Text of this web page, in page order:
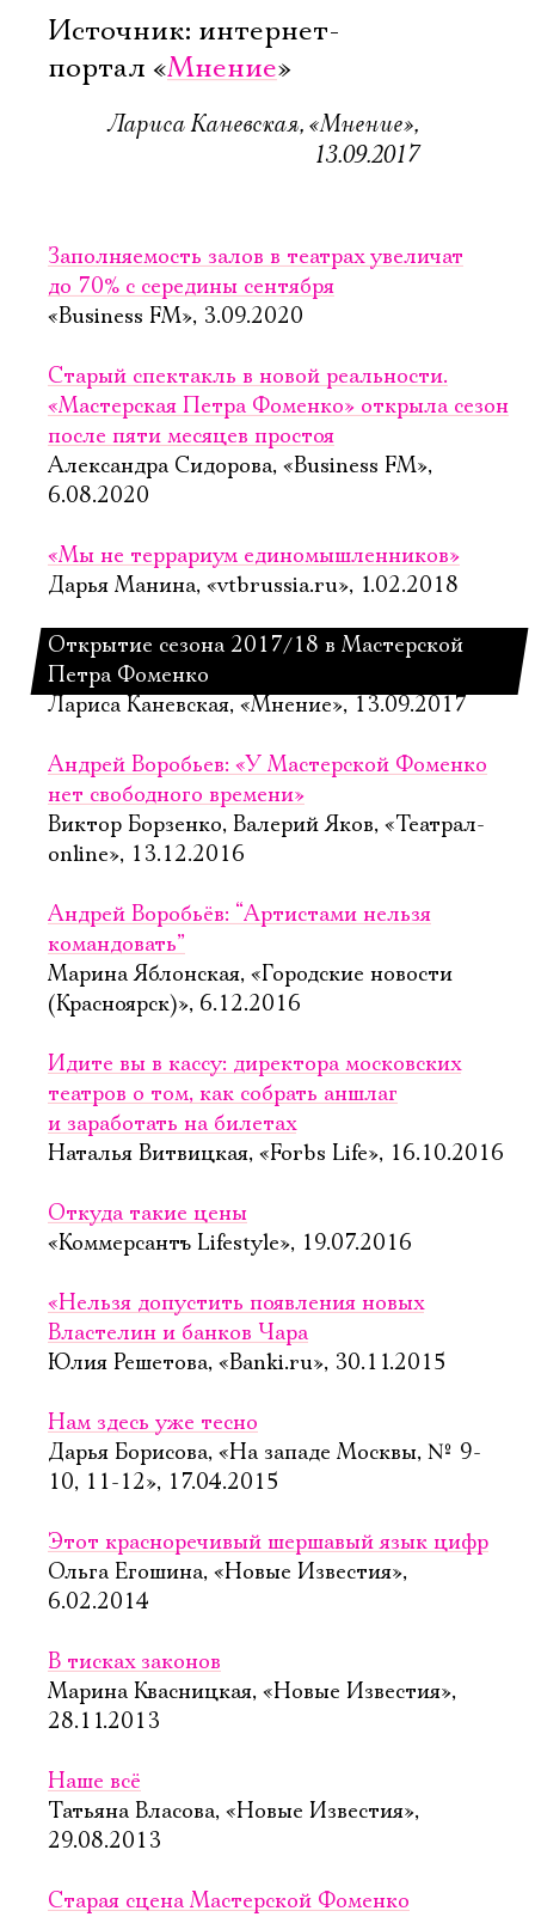
Источник: интернет-
портал «Мнение»
Лариса Каневская, «Мнение»,
13.09.2017
Заполняемость залов в театрах увеличат
до 70% с середины сентября
«Business FM», 3.09.2020
Старый спектакль в новой реальности.
«Мастерская Петра Фоменко» открыла сезон
после пяти месяцев простоя
Александра Сидорова, «Business FM»,
6.08.2020
«Мы не террариум единомышленников»
Дарья Манина, «vtbrussia.ru», 1.02.2018
Открытие сезона 2017/18 в Мастерской
Петра Фоменко
Лариса Каневская, «Мнение», 13.09.2017
Андрей Воробьев: «У Мастерской Фоменко
нет свободного времени»
Виктор Борзенко, Валерий Яков, «Театрал-
online», 13.12.2016
Андрей Воробьёв: “Артистами нельзя
командовать”
Марина Яблонская, «Городские новости
(Красноярск)», 6.12.2016
Идите вы в кассу: директора московских
театров о том, как собрать аншлаг
и заработать на билетах
Наталья Витвицкая, «Forbs Life», 16.10.2016
Откуда такие цены
«Коммерсантъ Lifestyle», 19.07.2016
«Нельзя допустить появления новых
Властелин и банков Чара
Юлия Решетова, «Banki.ru», 30.11.2015
Нам здесь уже тесно
Дарья Борисова, «На западе Москвы, № 9-
10, 11-12», 17.04.2015
Этот красноречивый шершавый язык цифр
Ольга Егошина, «Новые Известия»,
6.02.2014
В тисках законов
Марина Квасницкая, «Новые Известия»,
28.11.2013
Наше всё
Татьяна Власова, «Новые Известия»,
29.08.2013
Старая сцена Мастерской Фоменко